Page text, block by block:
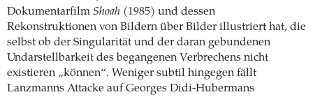
Dokumentarfilm Shoah (1985) und dessen
Rekonstruktionen von Bildern über Bilder illustriert hat, die
selbst ob der Singularität und der daran gebundenen
Undarstellbarkeit des begangenen Verbrechens nicht
existieren „können“. Weniger subtil hingegen fällt
Lanzmanns Attacke auf Georges Didi-Hubermans